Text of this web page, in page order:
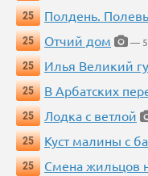
25
Полдень.
25
Отчий дом
— 5
25
Илья Великий
25
В Арбатских
25
Лодка с ветлой
25
Куст малины с
25
Смена жильцов